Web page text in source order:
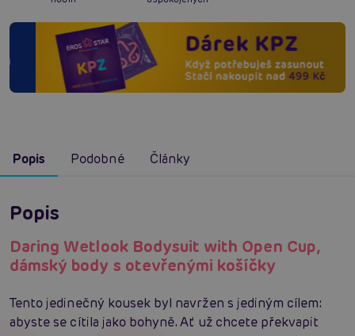
Popis Podobné Články
Popis
Daring Wetlook Bodysuit with Open Cup,
dámský body s otevřenými košíčky
Tento jedinečný kousek byl navržen s jediným cílem:
abyste se cítila jako bohyně. Ať už chcete překvapit